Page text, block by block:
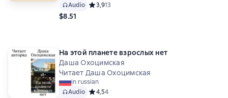
Audio Средний рейтинг 3,9 на основе 13 оценок
3,913
$8.51
На этой планете взрослых нет
Даша Охоцимская
Читает Даша Охоцимская
in russian
Audio Средний рейтинг 4,5 на основе 4 оценок
4,54